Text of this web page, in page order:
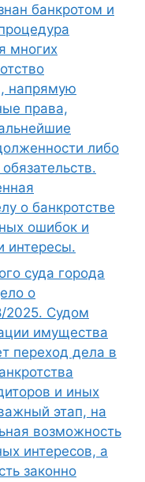
банкротом и
многих
напрямую
права,
либо
о банкротстве
ошибок и
интересы.
суда города
о
2025. Судом
имущества
переход дела в
и иных
этап, на
возможность
интересов, а
законно